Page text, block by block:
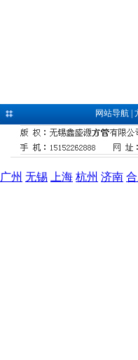
网站导航|
广州 无锡 上海 杭州 济南